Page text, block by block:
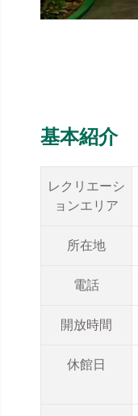
基本紹介
レクリエーシ
ョンエリア
所在地
電話
開放時間
休館日